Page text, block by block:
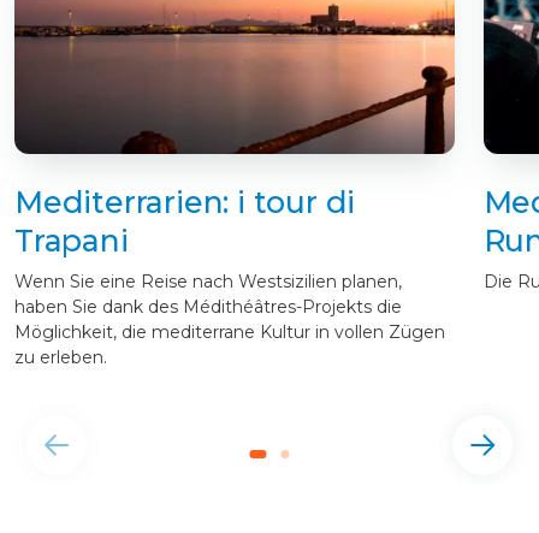
Mediterrarien: i tour di
Trapani
Wenn Sie eine Reise nach Westsizilien planen,
haben Sie dank des Médithéâtres-Projekts die
Möglichkeit, die mediterrane Kultur in vollen Zügen
zu erleben.
Die